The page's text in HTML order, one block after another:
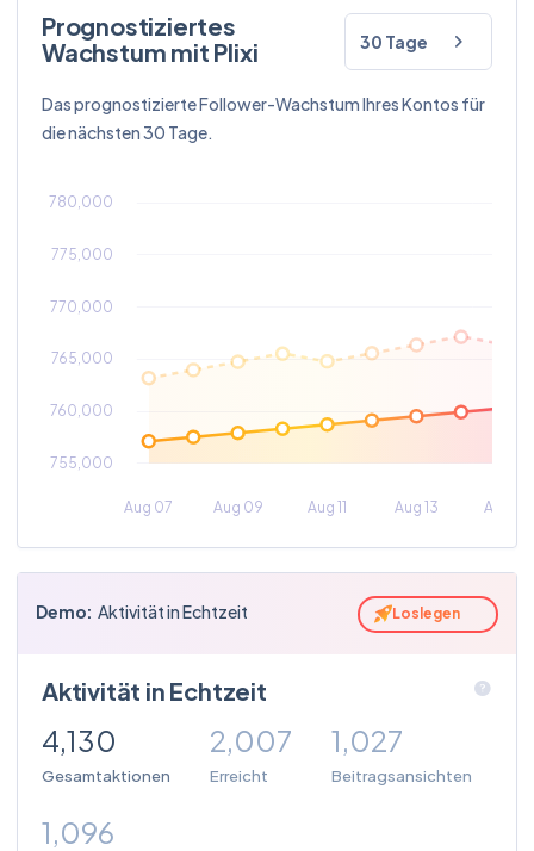
Prognostiziertes
Wachstum mit Plixi
30 Tage
Das prognostizierte Follower-Wachstum Ihres Kontos für
die nächsten 30 Tage.
Demo: Aktivität in Echtzeit Loslegen
Aktivität in Echtzeit
4,130
Gesamtaktionen
2,007
Erreicht
1,027
Beitragsansichten
1,096